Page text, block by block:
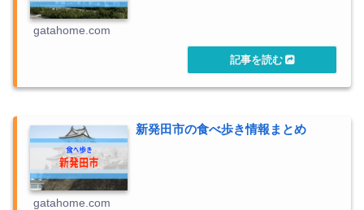
gatahome.com
新発田市の食べ歩き情報まとめ
gatahome.com